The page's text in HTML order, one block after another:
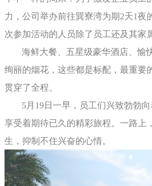
力，公司举办前往巽寮湾为期2天1夜
次参加活动的人员除了员工还及其家
海鲜大餐、五星级豪华酒店、愉快
绚丽的烟花，这些都是标配，最重要
贯穿了全程。
5月19日一早，员工们兴致勃勃向
享受着期待已久的精彩旅程。一路上
生，抑制不住兴奋的心情。